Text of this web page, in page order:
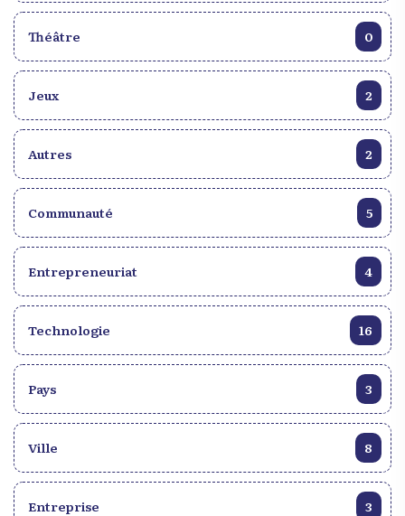
Théâtre 0
Jeux 2
Autres 2
Communauté 5
Entrepreneuriat 4
Technologie 16
Pays 3
Ville 8
Entreprise 3